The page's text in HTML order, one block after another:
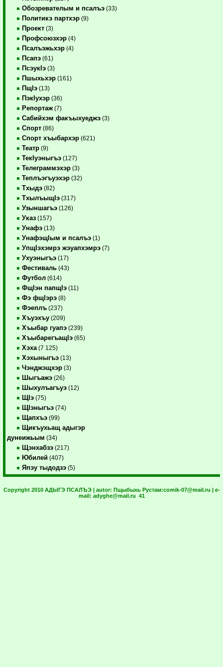
Обозревателым и псалъэ (33)
Политикэ партхэр (9)
Проект (3)
Профсоюзхэр (4)
Псалъэжьхэр (4)
Псапэ (61)
ПсэукIэ (3)
Пшыхьхэр (161)
ПщIэ (13)
ПэкIухэр (36)
Репортаж (7)
Сабийхэм факъыхуеджэ (3)
Спорт (86)
Спорт хъыбархэр (621)
Театр (9)
ТекIуэныгъэ (127)
Телеграммэхэр (3)
Теплъэгъуэхэр (32)
Тхыдэ (82)
ТхылъыщIэ (317)
Узыншагъэ (126)
Указ (157)
Унафэ (13)
УнафэщIым и псалъэ (1)
УпщIэхэмрэ жэуапхэмрэ (7)
Ухуэныгъэ (17)
Фестиваль (43)
Футбол (614)
ФщIэн папщIэ (11)
Фэ фщIэрэ (8)
Фэеплъ (237)
Хъуэхъу (209)
Хъыбар гуапэ (239)
ХъыбарегъащIэ (65)
Хэха (7 125)
Хэхыныгъэ (13)
Чэнджэщхэр (3)
Шыгъажэ (26)
Шыхулъагъуэ (12)
ЩIэ (75)
ЩIэныгъэ (74)
Щапхъэ (99)
Щикъухьащ адыгэр
дунеижьым (34)
Щэнхабзэ (217)
Юбилей (407)
Япэу тыдодзэ (5)
Copyright 2010 АДЫГЭ ПСАЛЪЭ | autor: Пщыбыхь Рустам:comik-07@mail.ru | e-
mail: adyghe@mail.ru 41